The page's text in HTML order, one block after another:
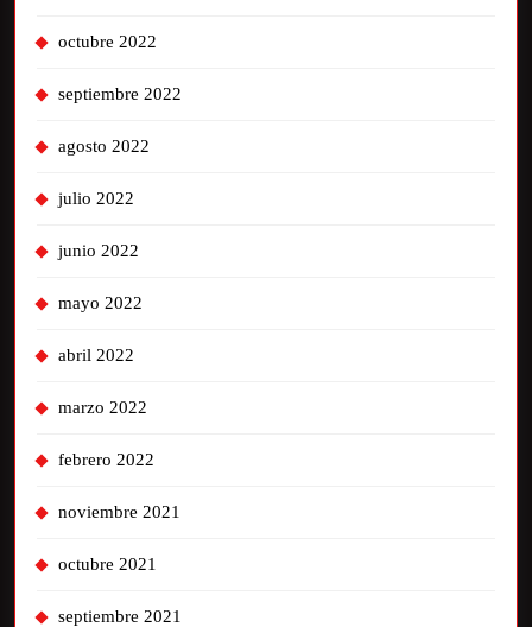
octubre 2022
septiembre 2022
agosto 2022
julio 2022
junio 2022
mayo 2022
abril 2022
marzo 2022
febrero 2022
noviembre 2021
octubre 2021
septiembre 2021